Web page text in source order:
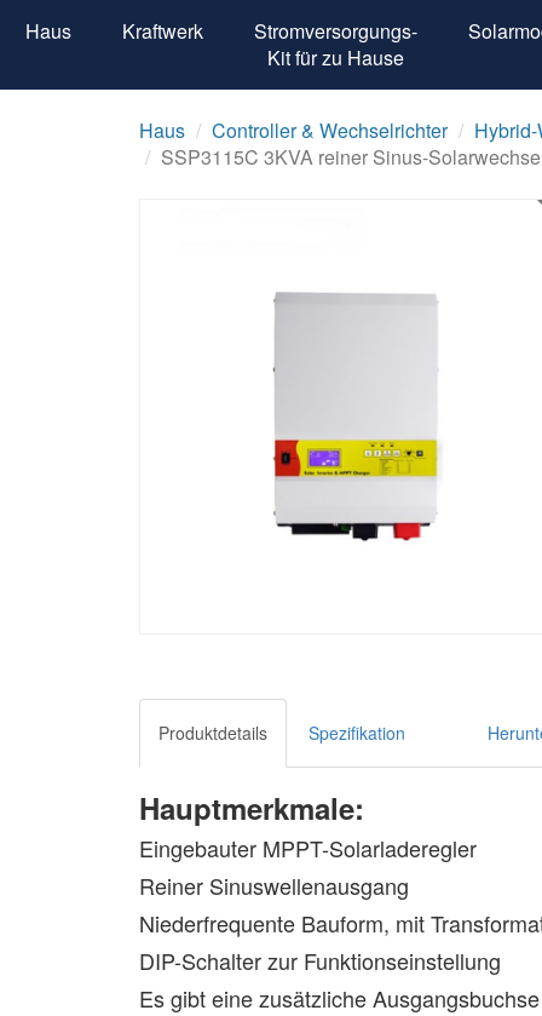
Haus Kraftwerk
Stromversorgungs-
Kit für zu Hause
Haus Controller & Wechselrichter
SSP3115C 3KVA reiner Sinus-
Produktdetails Spezifikation
Hauptmerkmale:
Eingebauter MPPT-Solarladeregler
Reiner Sinuswellenausgang
Niederfrequente Bauform, mit
DIP-Schalter zur Funktionseinstellung
Es gibt eine zusätzliche